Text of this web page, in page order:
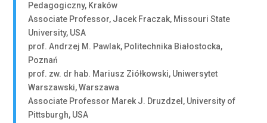
Pedagogiczny, Kraków
Associate Professor, Jacek Fraczak, Missouri State
University, USA
prof. Andrzej M. Pawlak, Politechnika Białostocka,
Poznań
prof. zw. dr hab. Mariusz Ziółkowski, Uniwersytet
Warszawski, Warszawa
Associate Professor Marek J. Druzdzel, University of
Pittsburgh, USA